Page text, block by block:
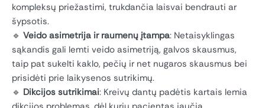
kompleksų priežastimi, trukdančia laisvai bendrauti ar
šypsotis.
🔹 Veido asimetrija ir raumenų įtampa: Netaisyklingas
sąkandis gali lemti veido asimetriją, galvos skausmus,
taip pat sukelti kaklo, pečių ir net nugaros skausmus bei
prisidėti prie laikysenos sutrikimų.
🔹 Dikcijos sutrikimai: Kreivų dantų padėtis kartais lemia